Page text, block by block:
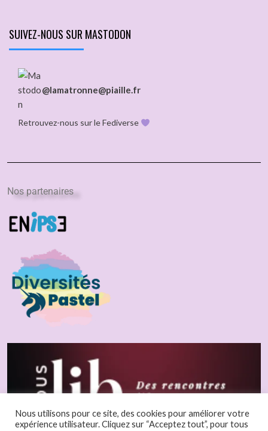
SUIVEZ-NOUS SUR MASTODON
@lamatronne@piaille.fr
Retrouvez-nous sur le Fediverse
Nos partenaires
Nous utilisons pour ce site, des cookies pour améliorer votre
expérience utilisateur. Cliquez sur “Acceptez tout”, pour tous